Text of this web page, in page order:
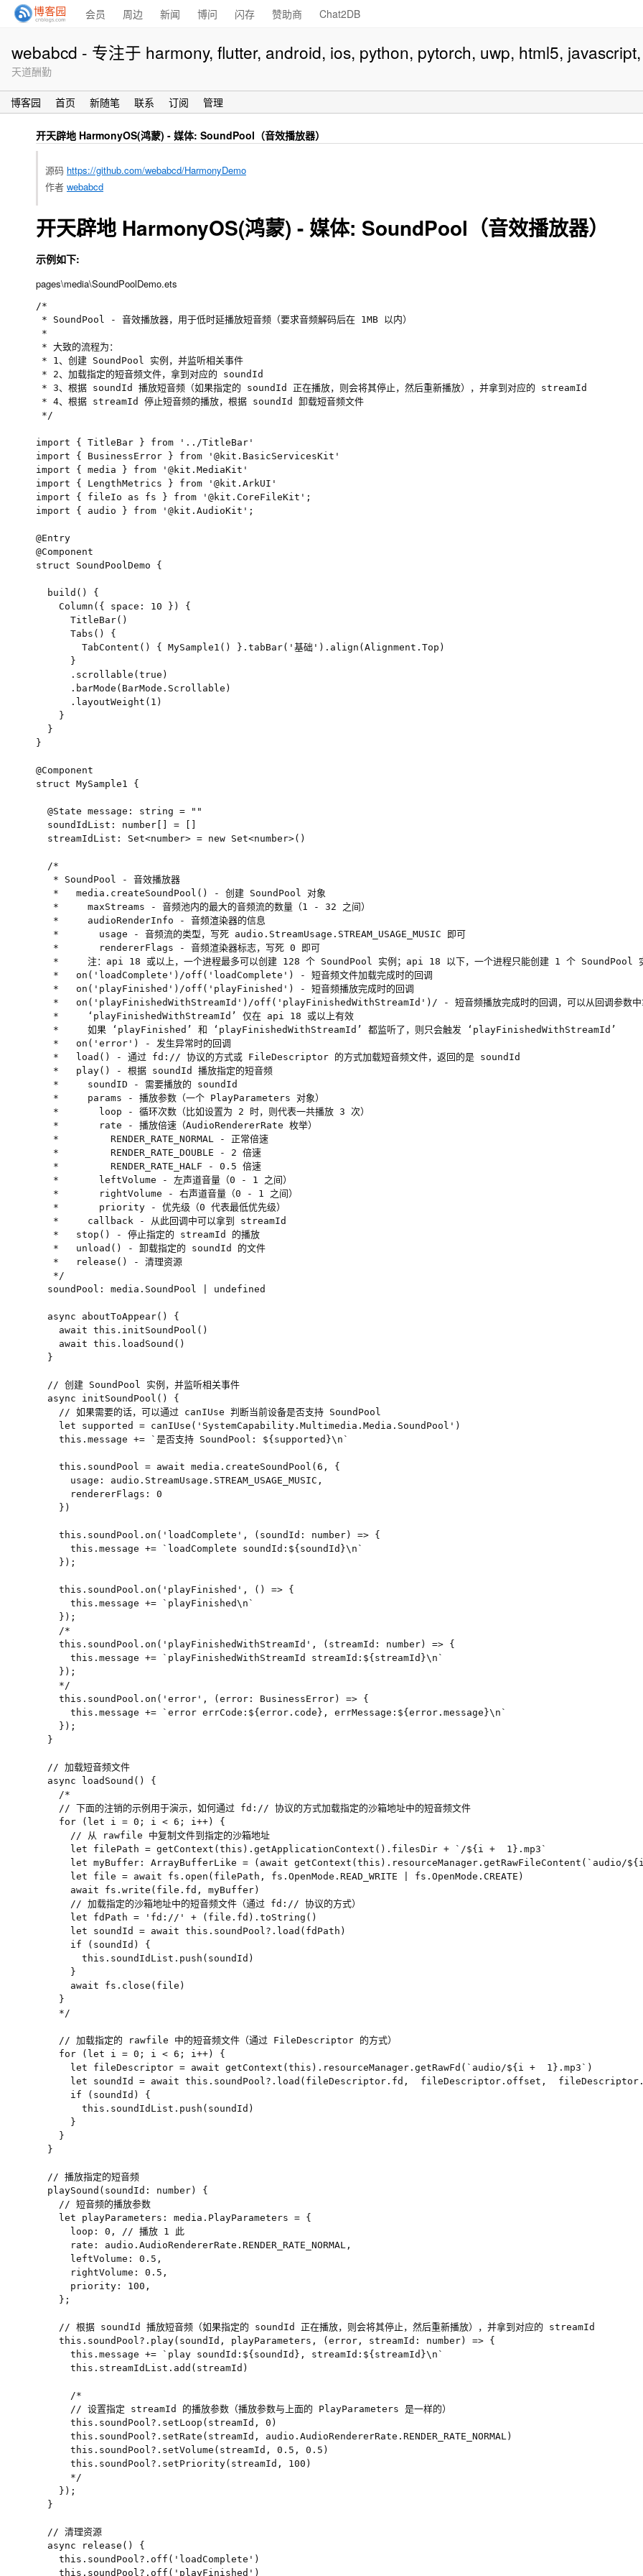
会员 周边 新闻 博问 闪存 赞助商 Chat2DB
webabcd - 专注于 harmony, flutter, android, ios, python, pytorch, uwp, html5,
天道酬勤
博客园 首页 新随笔 联系 订阅 管理
开天辟地 HarmonyOS(鸿蒙) - 媒体: SoundPool（音效播放器）
源码 https://github.com/webabcd/HarmonyDemo
作者 webabcd
开天辟地 HarmonyOS(鸿蒙) - 媒体: SoundPool（音效播放器）
示例如下:
pages\media\SoundPoolDemo.ets
/*
* SoundPool - 音效播放器，用于低时延播放短音频（要求音频解码后在 1MB 以内）
*
* 大致的流程为：
* 1、创建 SoundPool 实例，并监听相关事件
* 2、加载指定的短音频文件，拿到对应的 soundId
* 3、根据 soundId 播放短音频（如果指定的 soundId 正在播放，则会将其停止，然后重新播放），并拿到对应的 streamId
* 4、根据 streamId 停止短音频的播放，根据 soundId 卸载短音频文件
*/
import { TitleBar } from '../TitleBar'
import { BusinessError } from '@kit.BasicServicesKit'
import { media } from '@kit.MediaKit'
import { LengthMetrics } from '@kit.ArkUI'
import { fileIo as fs } from '@kit.CoreFileKit';
import { audio } from '@kit.AudioKit';
@Entry
@Component
struct SoundPoolDemo {
  build() {
    Column({ space: 10 }) {
      TitleBar()
      Tabs() {
        TabContent() { MySample1() }.tabBar('基础').align(Alignment.Top)
      }
      .scrollable(true)
      .barMode(BarMode.Scrollable)
      .layoutWeight(1)
    }
  }
}
@Component
struct MySample1 {
  @State message: string = ""
  soundIdList: number[] = []
  streamIdList: Set<number> = new Set<number>()
  /*
   * SoundPool - 音效播放器
   *   media.createSoundPool() - 创建 SoundPool 对象
   *     maxStreams - 音频池内的最大的音频流的数量（1 - 32 之间）
   *     audioRenderInfo - 音频渲染器的信息
   *       usage - 音频流的类型，写死 audio.StreamUsage.STREAM_USAGE_MUSIC 即可
   *       rendererFlags - 音频渲染器标志，写死 0 即可
*     注：api 18 或以上，一个进程最多可以创建 128 个 SoundPool 实例；api 18 以下，一个进程只能创建 1 个 SoundPool
   *   on('loadComplete')/off('loadComplete') - 短音频文件加载完成时的回调
   *   on('playFinished')/off('playFinished') - 短音频播放完成时的回调
*   on('playFinishedWithStreamId')/off('playFinishedWithStreamId')/ - 短音频播放完成时的回调，可以从回调参数
   *     ‘playFinishedWithStreamId’ 仅在 api 18 或以上有效
   *     如果 ‘playFinished’ 和 ‘playFinishedWithStreamId’ 都监听了，则只会触发 ‘playFinishedWithStreamId’
   *   on('error') - 发生异常时的回调
   *   load() - 通过 fd:// 协议的方式或 FileDescriptor 的方式加载短音频文件，返回的是 soundId
   *   play() - 根据 soundId 播放指定的短音频
   *     soundID - 需要播放的 soundId
   *     params - 播放参数（一个 PlayParameters 对象）
   *       loop - 循环次数（比如设置为 2 时，则代表一共播放 3 次）
   *       rate - 播放倍速（AudioRendererRate 枚举）
   *         RENDER_RATE_NORMAL - 正常倍速
   *         RENDER_RATE_DOUBLE - 2 倍速
   *         RENDER_RATE_HALF - 0.5 倍速
   *       leftVolume - 左声道音量（0 - 1 之间）
   *       rightVolume - 右声道音量（0 - 1 之间）
   *       priority - 优先级（0 代表最低优先级）
   *     callback - 从此回调中可以拿到 streamId
   *   stop() - 停止指定的 streamId 的播放
   *   unload() - 卸载指定的 soundId 的文件
   *   release() - 清理资源
   */
  soundPool: media.SoundPool | undefined
  async aboutToAppear() {
    await this.initSoundPool()
    await this.loadSound()
  }
  // 创建 SoundPool 实例，并监听相关事件
  async initSoundPool() {
    // 如果需要的话，可以通过 canIUse 判断当前设备是否支持 SoundPool
    let supported = canIUse('SystemCapability.Multimedia.Media.SoundPool')
    this.message += `是否支持 SoundPool: ${supported}\n`
    this.soundPool = await media.createSoundPool(6, {
      usage: audio.StreamUsage.STREAM_USAGE_MUSIC,
      rendererFlags: 0
    })
    this.soundPool.on('loadComplete', (soundId: number) => {
      this.message += `loadComplete soundId:${soundId}\n`
    });
    this.soundPool.on('playFinished', () => {
      this.message += `playFinished\n`
    });
    /*
    this.soundPool.on('playFinishedWithStreamId', (streamId: number) => {
      this.message += `playFinishedWithStreamId streamId:${streamId}\n`
    });
    */
    this.soundPool.on('error', (error: BusinessError) => {
      this.message += `error errCode:${error.code}, errMessage:${error.message}\n`
    });
  }
  // 加载短音频文件
  async loadSound() {
    /*
    // 下面的注销的示例用于演示，如何通过 fd:// 协议的方式加载指定的沙箱地址中的短音频文件
    for (let i = 0; i < 6; i++) {
      // 从 rawfile 中复制文件到指定的沙箱地址
      let filePath = getContext(this).getApplicationContext().filesDir + `/${i +  1}.mp3`
let myBuffer: ArrayBufferLike = (await getContext(this).resourceManager.getRawFileContent(`audio/
      let file = await fs.open(filePath, fs.OpenMode.READ_WRITE | fs.OpenMode.CREATE)
      await fs.write(file.fd, myBuffer)
      // 加载指定的沙箱地址中的短音频文件（通过 fd:// 协议的方式）
      let fdPath = 'fd://' + (file.fd).toString()
      let soundId = await this.soundPool?.load(fdPath)
      if (soundId) {
        this.soundIdList.push(soundId)
      }
      await fs.close(file)
    }
    */
    // 加载指定的 rawfile 中的短音频文件（通过 FileDescriptor 的方式）
    for (let i = 0; i < 6; i++) {
      let fileDescriptor = await getContext(this).resourceManager.getRawFd(`audio/${i +  1}.mp3`)
let soundId = await this.soundPool?.load(fileDescriptor.fd,  fileDescriptor.offset,
      if (soundId) {
        this.soundIdList.push(soundId)
      }
    }
  }
  // 播放指定的短音频
  playSound(soundId: number) {
    // 短音频的播放参数
    let playParameters: media.PlayParameters = {
      loop: 0, // 播放 1 此
      rate: audio.AudioRendererRate.RENDER_RATE_NORMAL,
      leftVolume: 0.5,
      rightVolume: 0.5,
      priority: 100,
    };
    // 根据 soundId 播放短音频（如果指定的 soundId 正在播放，则会将其停止，然后重新播放），并拿到对应的 streamId
    this.soundPool?.play(soundId, playParameters, (error, streamId: number) => {
      this.message += `play soundId:${soundId}, streamId:${streamId}\n`
      this.streamIdList.add(streamId)
      /*
      // 设置指定 streamId 的播放参数（播放参数与上面的 PlayParameters 是一样的）
      this.soundPool?.setLoop(streamId, 0)
      this.soundPool?.setRate(streamId, audio.AudioRendererRate.RENDER_RATE_NORMAL)
      this.soundPool?.setVolume(streamId, 0.5, 0.5)
      this.soundPool?.setPriority(streamId, 100)
      */
    });
  }
  // 清理资源
  async release() {
    this.soundPool?.off('loadComplete')
    this.soundPool?.off('playFinished')